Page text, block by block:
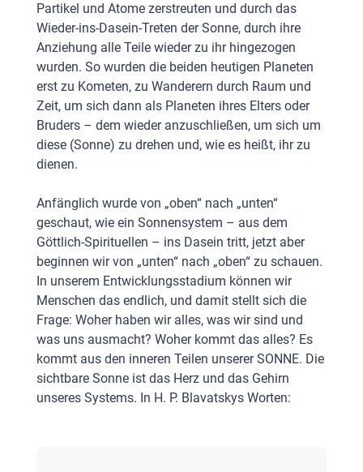
Partikel und Atome zerstreuten und durch das
Wieder-ins-Dasein-Treten der Sonne, durch ihre
Anziehung alle Teile wieder zu ihr hingezogen
wurden. So wurden die beiden heutigen Planeten
erst zu Kometen, zu Wanderern durch Raum und
Zeit, um sich dann als Planeten ihres Elters oder
Bruders – dem wieder anzuschließen, um sich um
diese (Sonne) zu drehen und, wie es heißt, ihr zu
dienen.
Anfänglich wurde von „oben“ nach „unten“
geschaut, wie ein Sonnensystem – aus dem
Göttlich-Spirituellen – ins Dasein tritt, jetzt aber
beginnen wir von „unten“ nach „oben“ zu schauen.
In unserem Entwicklungsstadium können wir
Menschen das endlich, und damit stellt sich die
Frage: Woher haben wir alles, was wir sind und
was uns ausmacht? Woher kommt das alles? Es
kommt aus den inneren Teilen unserer SONNE. Die
sichtbare Sonne ist das Herz und das Gehirn
unseres Systems. In H. P. Blavatskys Worten: